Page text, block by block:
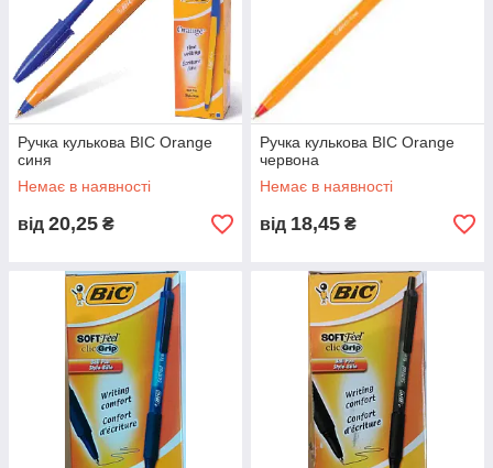
Ручка кулькова BIC Orange
синя
Немає в наявності
від 20,25 ₴
Ручка кулькова BIC Orange
червона
Немає в наявності
від 18,45 ₴